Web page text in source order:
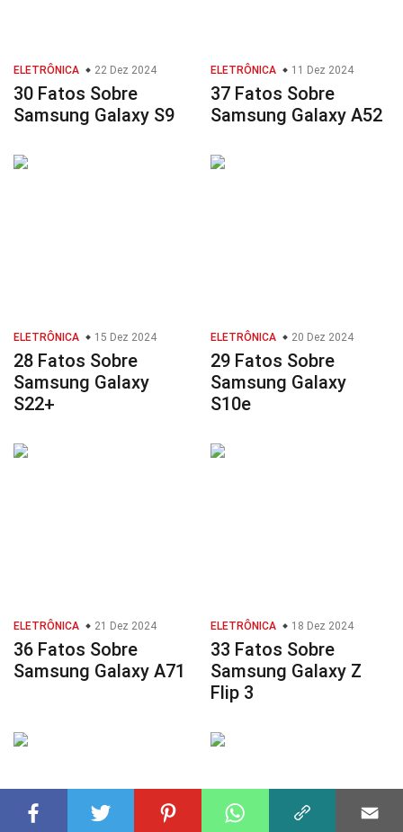
ELETRÔNICA 22 Dez 2024
30 Fatos Sobre
Samsung Galaxy S9
ELETRÔNICA 11 Dez 2024
37 Fatos Sobre
Samsung Galaxy A52
ELETRÔNICA 15 Dez 2024
28 Fatos Sobre
Samsung Galaxy
S22+
ELETRÔNICA 20 Dez 2024
29 Fatos Sobre
Samsung Galaxy
S10e
ELETRÔNICA 21 Dez 2024
36 Fatos Sobre
Samsung Galaxy A71
ELETRÔNICA 18 Dez 2024
33 Fatos Sobre
Samsung Galaxy Z
Flip 3